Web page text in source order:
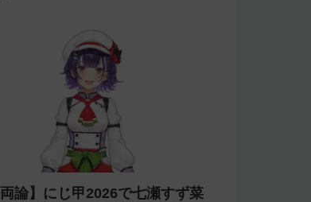
両論】にじ甲2026で七瀬すず菜